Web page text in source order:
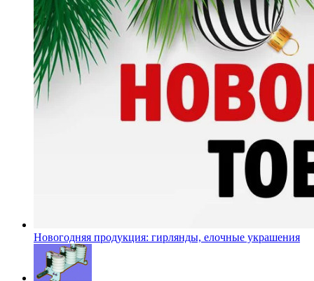
Новогодняя продукция: гирлянды, елочные украшения